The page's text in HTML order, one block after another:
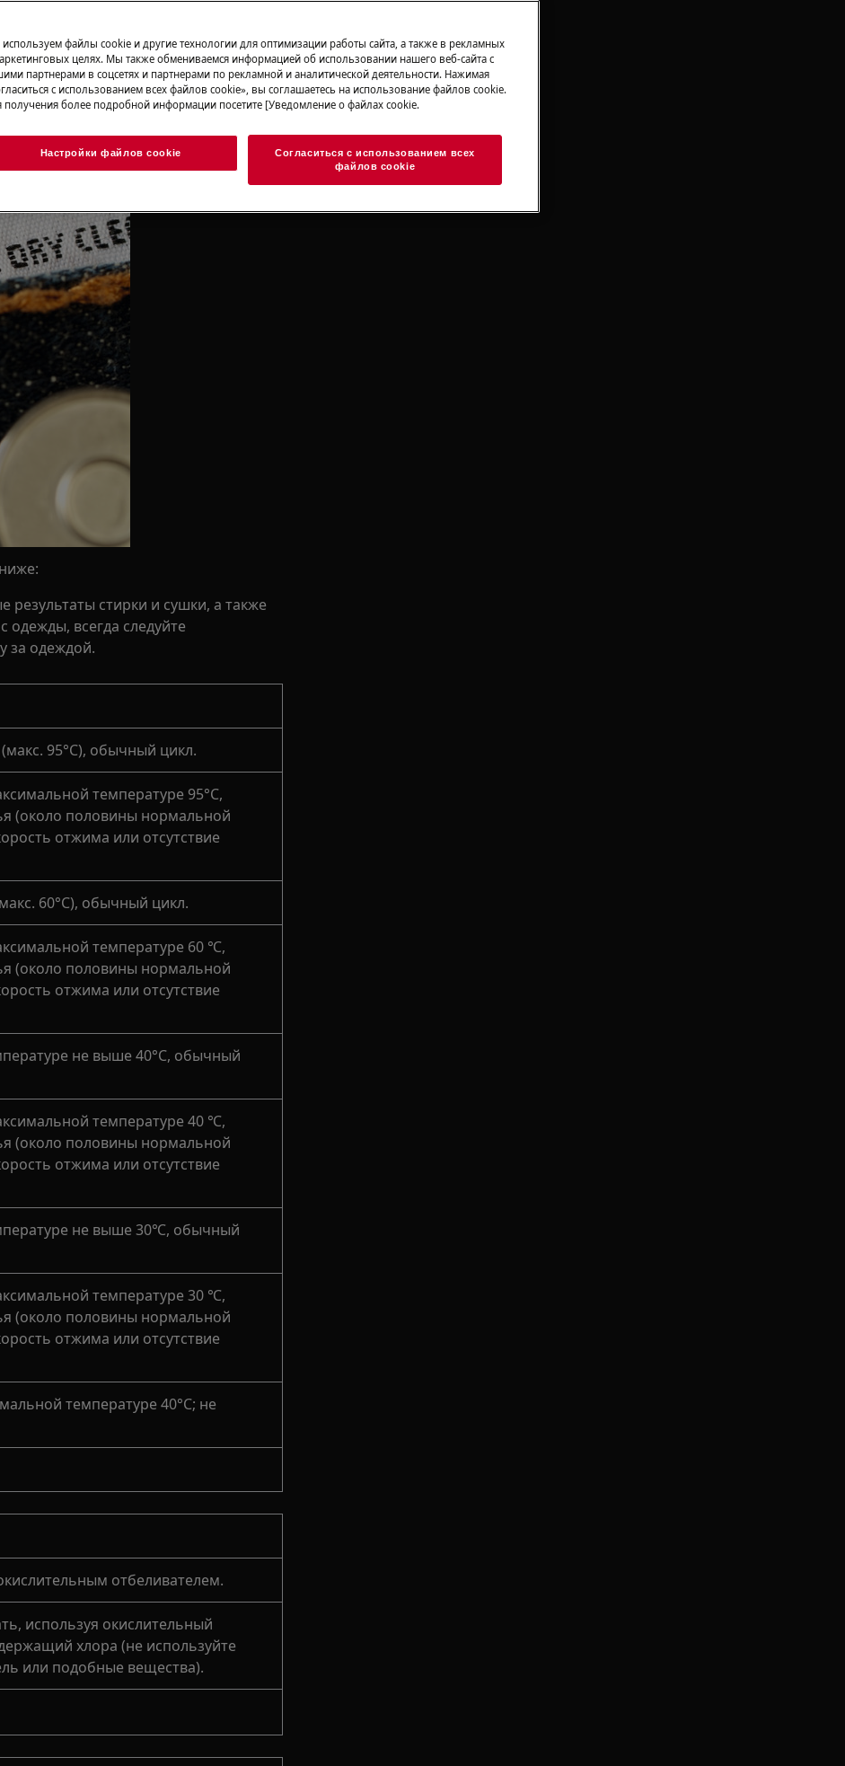
стирки и сушки, а также
всегда следуйте
за одеждой.
95°C), обычный цикл.
температуре 95°C,
(около половины нормальной
отжима или отсутствие
60°C), обычный цикл.
температуре 60 ℃,
(около половины нормальной
отжима или отсутствие
не выше 40°C, обычный
температуре 40 ℃,
(около половины нормальной
отжима или отсутствие
не выше 30℃, обычный
температуре 30 ℃,
(около половины нормальной
отжима или отсутствие
температуре 40°C; не
отбеливателем.
используя окислительный
хлора (не используйте
или подобные вещества).
файлы cookie и другие технологии для оптимизации работы сайта, а также в рекламных
целях. Мы также обмениваемся информацией об использовании нашего веб-сайта с
партнерами в соцсетях и партнерами по рекламной и аналитической деятельности. Нажимая
с использованием всех файлов cookie», вы соглашаетесь на использование файлов cookie.
получения более подробной информации посетите [Уведомление о файлах cookie.
Настройки файлов cookie
Согласиться с использованием всех
файлов cookie